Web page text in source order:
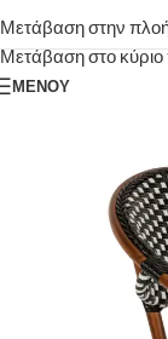
Μετάβαση στην
Μετάβαση στο κύριο
ΜΕΝΟΎ